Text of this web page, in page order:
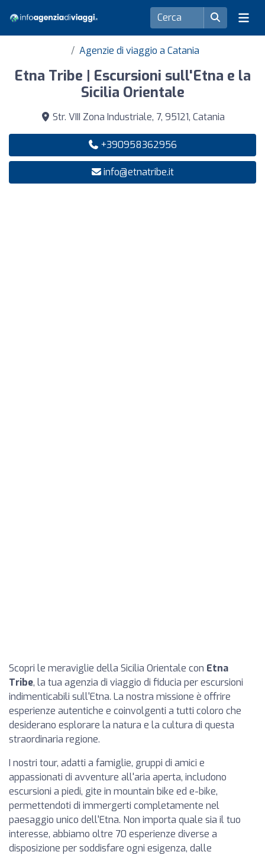
Agenzie di viaggio a Catania
Etna Tribe | Escursioni sull'Etna e la
Sicilia Orientale
Str. VIII Zona Industriale, 7, 95121, Catania
+390958362956
info@etnatribe.it
Scopri le meraviglie della Sicilia Orientale con Etna
Tribe, la tua agenzia di viaggio di fiducia per escursioni
indimenticabili sull'Etna. La nostra missione è offrire
esperienze autentiche e coinvolgenti a tutti coloro che
desiderano esplorare la natura e la cultura di questa
straordinaria regione.
I nostri tour, adatti a famiglie, gruppi di amici e
appassionati di avventure all'aria aperta, includono
escursioni a piedi, gite in mountain bike ed e-bike,
permettendoti di immergerti completamente nel
paesaggio unico dell'Etna. Non importa quale sia il tuo
interesse, abbiamo oltre 70 esperienze diverse a
disposizione per soddisfare ogni esigenza, dalle